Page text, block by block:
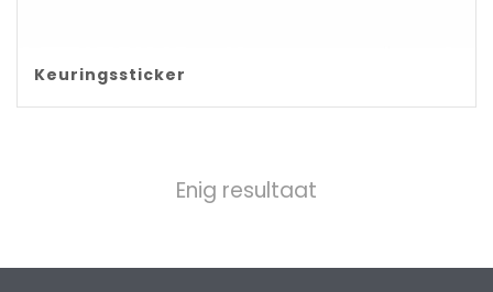
Keuringssticker
Enig resultaat